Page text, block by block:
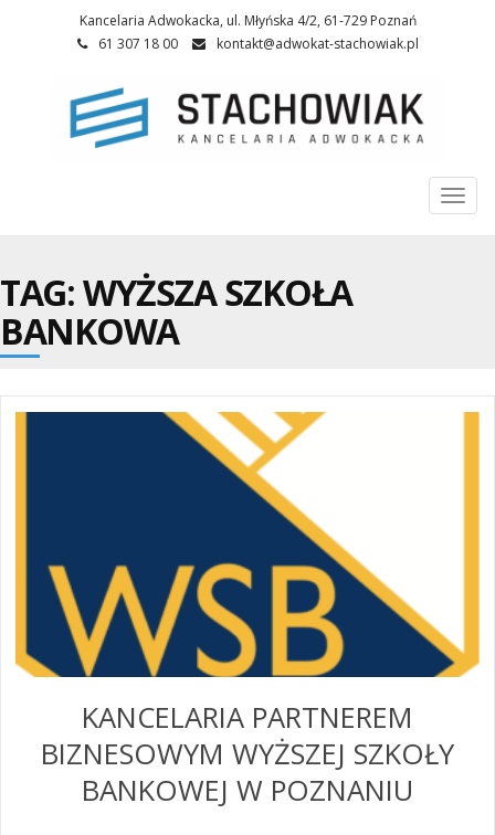
Kancelaria Adwokacka, ul. Młyńska 4/2, 61-729 Poznań
61 307 18 00
kontakt@adwokat-stachowiak.pl
TAG: WYŻSZA SZKOŁA
BANKOWA
KANCELARIA PARTNEREM
BIZNESOWYM WYŻSZEJ SZKOŁY
BANKOWEJ W POZNANIU